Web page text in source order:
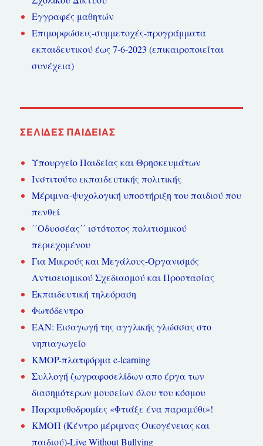
Εγγραφές μαθητών
Επιμορφώσεις-συμμετοχές-προγράμματα
εκπαιδευτικού έως 7-6-2023 (επικαιροποιείται
συνέχεια)
ΣΕΛΊΔΕΣ ΠΑΙΔΕΊΑΣ
Υπουργείο Παιδείας και Θρησκευμάτων
Ινστιτούτο εκπαιδευτικής πολιτικής
Μέριμνα-ψυχολογική υποστήριξη του παιδιού που
πενθεί
΄΄Οδυσσέας΄΄ ιστότοπος πολιτισμικού
περιεχομένου
Για Μικρούς και Μεγάλους-Οργανισμός
Αντισεισμικού Σχεδιασμού και Προστασίας
Εκπαιδευτική τηλεόραση
Φωτόδεντρο
ΕΑΝ: Εισαγωγή της αγγλικής γλώσσας στο
νηπιαγωγείο
KMOP-πλατφόρμα e-learning
Συλλογή ζωγραφοσελίδων απο έργα των
διασημότερων μουσείων όλου του κόσμου
Παραμυθοδρομίες «Φτιάξε ένα παραμύθι»!
ΚΜΟΠ (Κέντρο μέριμνας Οικογένειας και
παιδιού)-Live Without Bullying